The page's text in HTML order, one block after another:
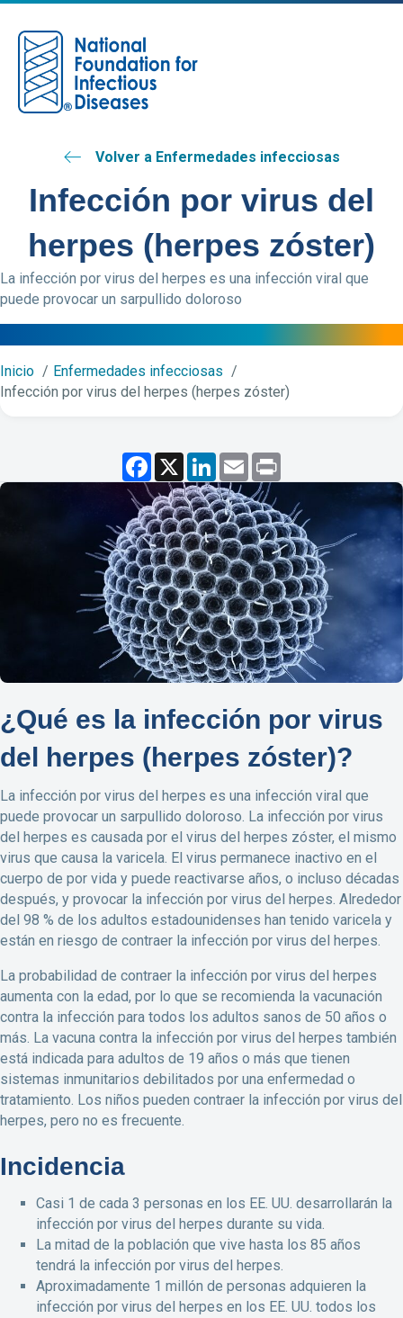
Volver a Enfermedades infecciosas
Infección por virus del
herpes (herpes zóster)
La infección por virus del herpes es una infección viral que
puede provocar un sarpullido doloroso
Inicio
Enfermedades infecciosas
Infección por virus del herpes (herpes zóster)
F
c
e
b
o
o
k
X L
n
k
e
d
I
n
E
m
a
i
l
i
t
¿Qué es la infección por virus
del herpes (herpes zóster)?
La infección por virus del herpes es una infección viral que
puede provocar un sarpullido doloroso. La infección por virus
del herpes es causada por el virus del herpes zóster, el mismo
virus que causa la varicela. El virus permanece inactivo en el
cuerpo de por vida y puede reactivarse años, o incluso décadas
después, y provocar la infección por virus del herpes. Alrededor
del 98 % de los adultos estadounidenses han tenido varicela y
están en riesgo de contraer la infección por virus del herpes.
La probabilidad de contraer la infección por virus del herpes
aumenta con la edad, por lo que se recomienda la vacunación
contra la infección para todos los adultos sanos de 50 años o
más. La vacuna contra la infección por virus del herpes también
está indicada para adultos de 19 años o más que tienen
sistemas inmunitarios debilitados por una enfermedad o
tratamiento. Los niños pueden contraer la infección por virus del
herpes, pero no es frecuente.
Incidencia
Casi 1 de cada 3 personas en los EE. UU. desarrollarán la
infección por virus del herpes durante su vida.
La mitad de la población que vive hasta los 85 años
tendrá la infección por virus del herpes.
Aproximadamente 1 millón de personas adquieren la
infección por virus del herpes en los EE. UU. todos los